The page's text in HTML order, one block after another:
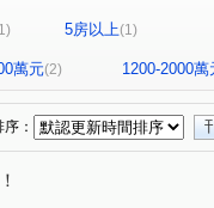
光一路 (1) 中華路一段
5房以上(1)
萬元(2) 1200-2000萬
序：